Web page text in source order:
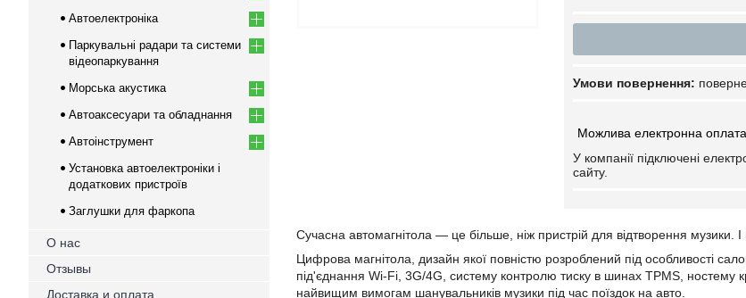
У компанії підключені
сайту.
Сучасна автомагнітола — це більше, ніж пристрій для відтворення
Цифрова магнітола, дизайн якої повністю розроблений під особливості
під'єднання Wi-Fi, 3G/4G, систему контролю тиску в шинах TPMS, ностему
найвищим вимогам шанувальників музики під час поїздок на авто.
Автоелектроніка
Паркувальні радари та системи
відеопаркування
Морська акустика
Автоаксесуари та обладнання
Автоінструмент
Установка автоелектроніки і
додаткових пристроїв
Заглушки для фаркопа
О нас
Отзывы
Доставка и оплата